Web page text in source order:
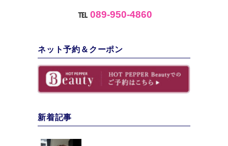
℡ 089-950-4860
ネット予約＆クーポン
新着記事